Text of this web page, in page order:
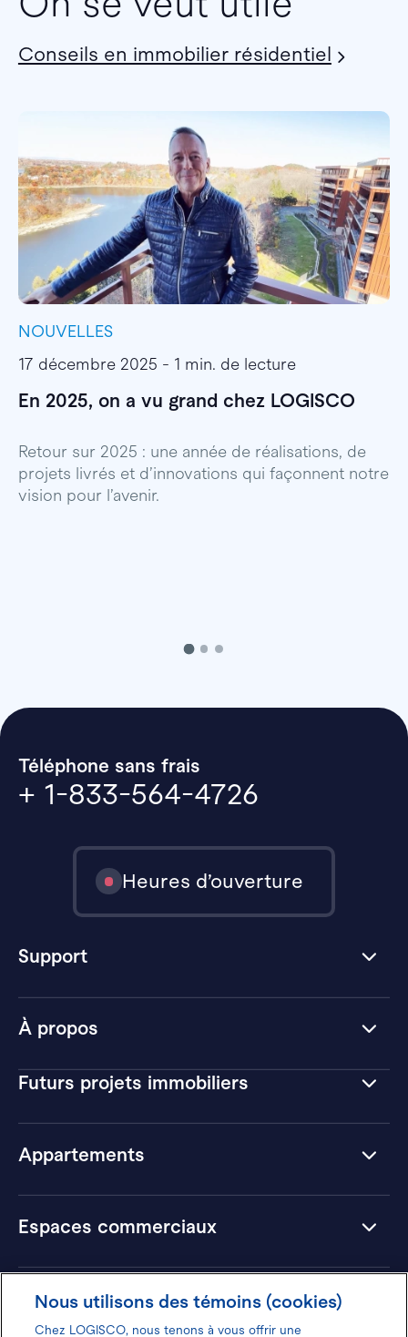
Conseils en immobilier résidentiel
NOUVELLES
17 décembre 2025 - 1 min. de lecture
En 2025, on a vu grand chez LOGISCO
Retour sur 2025 : une année de réalisations, de
projets livrés et d’innovations qui façonnent notre
vision pour l’avenir.
À propos
Futurs projets immobiliers
Appartements
Espaces commerciaux
Hôtels
Téléphone sans frais
+ 1-833-564-4726
Heures d’ouverture
Support
Nous utilisons des témoins (cookies)
Chez LOGISCO, nous tenons à vous offrir une